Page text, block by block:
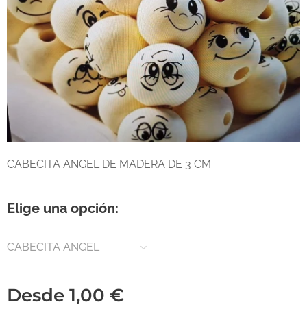
CABECITA ANGEL DE MADERA DE 3 CM
Elige una opción:
CABECITA ANGEL
Desde 1,00 €